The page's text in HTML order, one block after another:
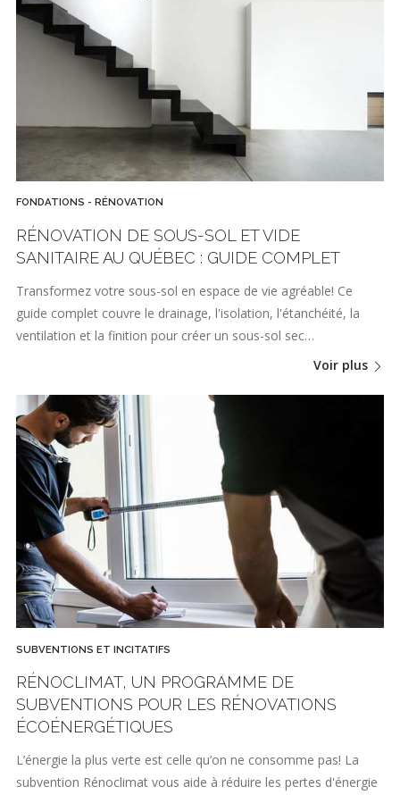
FONDATIONS - RÉNOVATION
RÉNOVATION DE SOUS-SOL ET VIDE
SANITAIRE AU QUÉBEC : GUIDE COMPLET
Transformez votre sous-sol en espace de vie agréable! Ce
guide complet couvre le drainage, l'isolation, l'étanchéité, la
ventilation et la finition pour créer un sous-sol sec…
Voir plus
SUBVENTIONS ET INCITATIFS
RÉNOCLIMAT, UN PROGRAMME DE
SUBVENTIONS POUR LES RÉNOVATIONS
ÉCOÉNERGÉTIQUES
L’énergie la plus verte est celle qu’on ne consomme pas! La
subvention Rénoclimat vous aide à réduire les pertes d'énergie